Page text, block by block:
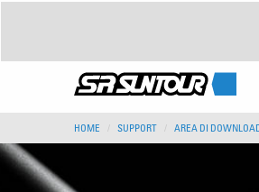
HOME SUPPORT AREA DI